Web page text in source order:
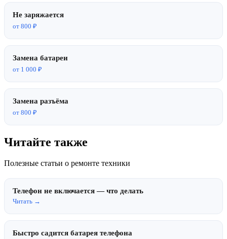
Не заряжается
от 800 ₽
Замена батареи
от 1 000 ₽
Замена разъёма
от 800 ₽
Читайте также
Полезные статьи о ремонте техники
Телефон не включается — что делать
Читать →
Быстро садится батарея телефона